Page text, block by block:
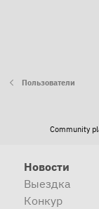
Пользователи
Community
Новости
Выездка
Конкур